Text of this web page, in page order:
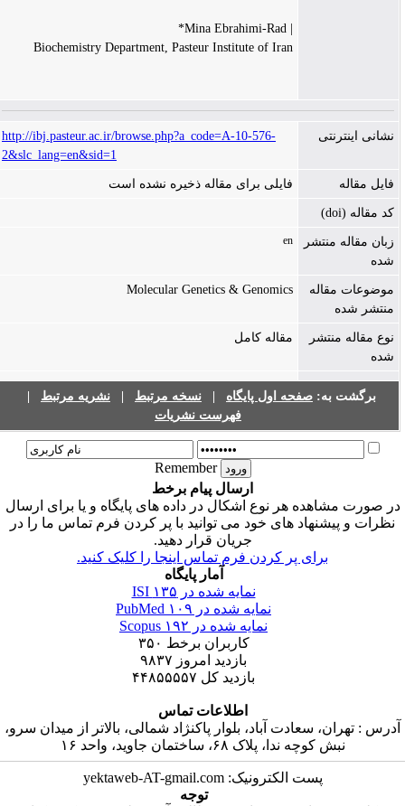
Biochemistry Department, Pasteur Institute of Iran
نشانی اینترنتی
http://ibj.pasteur.ac.ir/browse.php?a_code=A-10-576-
2&slc_lang=en&sid=1
فایل مقاله فایلی برای مقاله ذخیره نشده است
کد مقاله (doi)
زبان مقاله منتشر
شده
en
موضوعات مقاله
منتشر شده
Molecular Genetics & Genomics
نوع مقاله منتشر
شده
مقاله کامل
برگشت به:صفحه اول پایگاه| نسخه مرتبط| نشریه مرتبط|
فهرست نشریات
Remember
ارسال پیام برخط
صورت مشاهده هر نوع اشکال در داده های پایگاه و یا برای ارسال
نظرات و پیشنهاد های خود می توانید با پر کردن فرم تماس ما را در
جریان قرار دهید.
برای پر کردن فرم تماس اینجا را کلیک کنید.
آمار پایگاه
نمایه شده در ISI۱۳۵
نمایه شده در PubMed۱۰۹
نمایه شده در Scopus۱۹۲
کاربران برخط۳۵۰
بازدید امروز۹۸۳۷
بازدید کل ۴۴۸۵۵۵۵۷
اطلاعات تماس
: تهران، سعادت آباد، بلوار پاکنژاد شمالی، بالاتر از میدان سرو،
نبش کوچه ندا، پلاک ۶۸، ساختمان جاوید، واحد ۱۶
پست الکترونیک: yektaweb-AT-gmail.com
توجه